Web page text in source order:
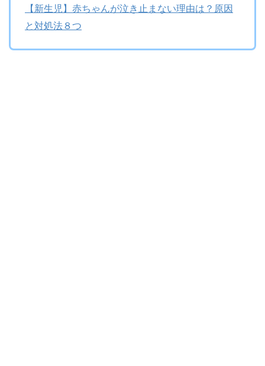
【新生児】赤ちゃんが泣き止まない理由は？原因
と対処法８つ